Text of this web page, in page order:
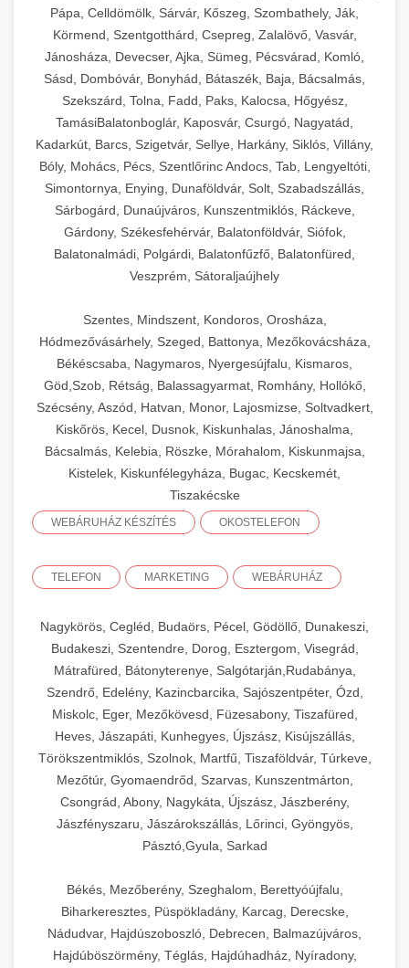
Pápa, Celldömölk, Sárvár, Kőszeg, Szombathely, Ják,
Körmend, Szentgotthárd, Csepreg, Zalalövő, Vasvár,
Jánosháza, Devecser, Ajka, Sümeg, Pécsvárad, Komló,
Sásd, Dombóvár, Bonyhád, Bátaszék, Baja, Bácsalmás,
Szekszárd, Tolna, Fadd, Paks, Kalocsa, Hőgyész,
TamásiBalatonboglár, Kaposvár, Csurgó, Nagyatád,
Kadarkút, Barcs, Szigetvár, Sellye, Harkány, Siklós, Villány,
Bóly, Mohács, Pécs, Szentlőrinc Andocs, Tab, Lengyeltóti,
Simontornya, Enying, Dunaföldvár, Solt, Szabadszállás,
Sárbogárd, Dunaújváros, Kunszentmiklós, Ráckeve,
Gárdony, Székesfehérvár, Balatonföldvár, Siófok,
Balatonalmádi, Polgárdi, Balatonfűzfő, Balatonfüred,
Veszprém, Sátoraljaújhely
Szentes, Mindszent, Kondoros, Orosháza,
Hódmezővásárhely, Szeged, Battonya, Mezőkovácsháza,
Békéscsaba, Nagymaros, Nyergesújfalu, Kismaros,
Göd,Szob, Rétság, Balassagyarmat, Romhány, Hollókő,
Szécsény, Aszód, Hatvan, Monor, Lajosmizse, Soltvadkert,
Kiskőrös, Kecel, Dusnok, Kiskunhalas, Jánoshalma,
Bácsalmás, Kelebia, Röszke, Mórahalom, Kiskunmajsa,
Kistelek, Kiskunfélegyháza, Bugac, Kecskemét,
Tiszakécske
WEBÁRUHÁZ KÉSZÍTÉS OKOSTELEFON
TELEFON MARKETING WEBÁRUHÁZ
Nagykörös, Cegléd, Budaörs, Pécel, Gödöllő, Dunakeszi,
Budakeszi, Szentendre, Dorog, Esztergom, Visegrád,
Mátrafüred, Bátonyterenye, Salgótarján,Rudabánya,
Szendrő, Edelény, Kazincbarcika, Sajószentpéter, Ózd,
Miskolc, Eger, Mezőkövesd, Füzesabony, Tiszafüred,
Heves, Jászapáti, Kunhegyes, Újszász, Kisújszállás,
Törökszentmiklós, Szolnok, Martfű, Tiszaföldvár, Túrkeve,
Mezőtúr, Gyomaendrőd, Szarvas, Kunszentmárton,
Csongrád, Abony, Nagykáta, Újszász, Jászberény,
Jászfényszaru, Jászárokszállás, Lőrinci, Gyöngyös,
Pásztó,Gyula, Sarkad
Békés, Mezőberény, Szeghalom, Berettyóújfalu,
Biharkeresztes, Püspökladány, Karcag, Derecske,
Nádudvar, Hajdúszoboszló, Debrecen, Balmazújváros,
Hajdúböszörmény, Téglás, Hajdúhadház, Nyíradony,